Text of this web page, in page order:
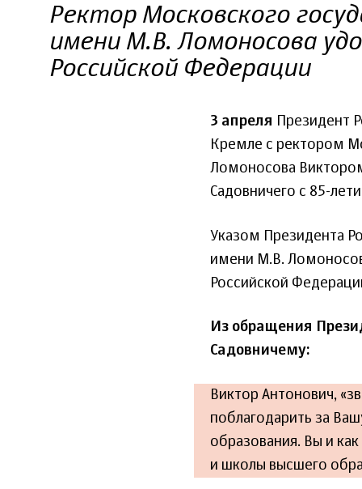
Ректор Московского
имени М.В. Ломоносова
Российской Федерации
3 апреля
Президент
Кремле с ректором
Ломоносова
Садовничего с 85-
Указом Президента
имени М.В.
Российской
Из обращения
Садовничему:
Виктор Антонович,
поблагодарить за
образования. Вы и
и школы высшего